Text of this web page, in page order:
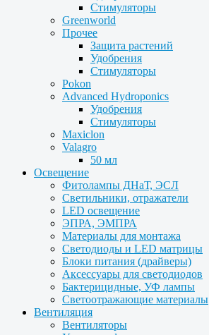
Стимуляторы
Greenworld
Прочее
Защита растений
Удобрения
Стимуляторы
Pokon
Advanced Hydroponics
Удобрения
Стимуляторы
Maxiclon
Valagro
50 мл
Освещение
Фитолампы ДНаТ, ЭСЛ
Светильники, отражатели
LED освещение
ЭПРА, ЭМПРА
Материалы для монтажа
Светодиоды и LED матрицы
Блоки питания (драйверы)
Аксессуары для светодиодов
Бактерицидные, УФ лампы
Светоотражающие материалы
Вентиляция
Вентиляторы